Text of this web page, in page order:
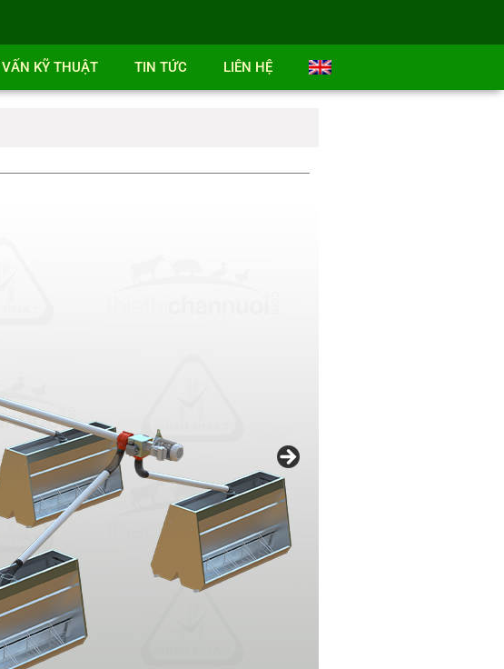
KỸ THUẬT TIN TỨC LIÊN HỆ